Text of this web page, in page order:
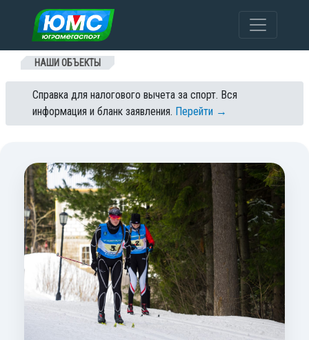
Перейти к содержанию
НАШИ ОБЪЕКТЫ
Справка для налогового вычета за спорт. Вся
информация и бланк заявления. Перейти →